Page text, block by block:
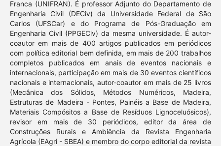
Franca (UNIFRAN). É professor Adjunto do Departamento de
Engenharia Civil (DECiv) da Universidade Federal de São
Carlos (UFSCar) e do Programa de Pós-Graduação em
Engenharia Civil (PPGECiv) da mesma universidade. É autor-
coautor em mais de 400 artigos publicados em periódicos
com política editorial bem definida, em mais de 200 trabalhos
completos publicados em anais de eventos nacionais e
internacionais, participação em mais de 30 eventos científicos
nacionais e internacionais, autor-coautor em mais de 25 livros
(Mecânica dos Sólidos, Métodos Numéricos, Madeira,
Estruturas de Madeira - Pontes, Painéis a Base de Madeira,
Materiais Compósitos a Base de Resíduos Lignoceluósicos),
revisor em mais de 30 periódicos, editor da área de
Construções Rurais e Ambiência da Revista Engenharia
Agrícola (EAgri - SBEA) e membro do corpo editorial da revista